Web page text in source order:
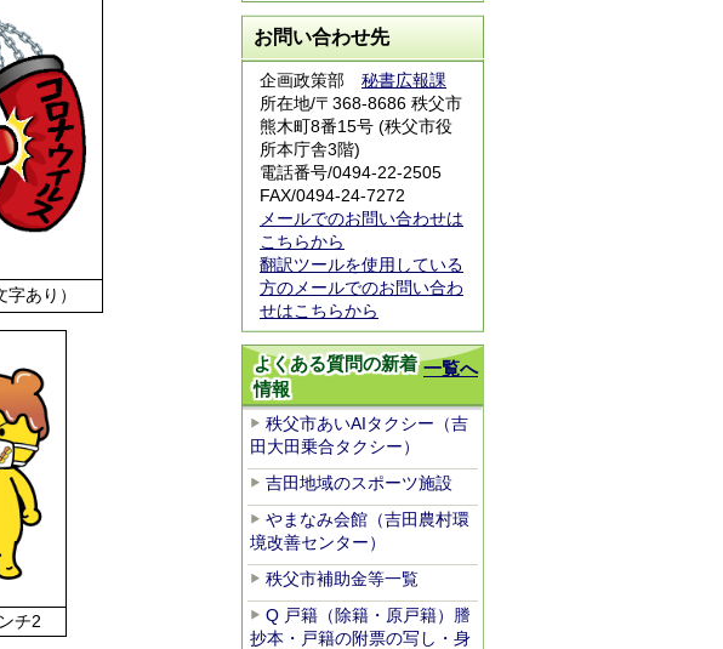
あり）
チ2
お問い合わせ先
企画政策部 秘書広報課
所在地/〒368-8686 秩父市
熊木町8番15号 (秩父市役
所本庁舎3階)
電話番号/0494-22-2505
FAX/0494-24-7272
メールでのお問い合わせは
こちらから
翻訳ツールを使用している
方のメールでのお問い合わ
せはこちらから
一覧へ
よくある質問の新着
情報
秩父市あいAIタクシー（吉
田大田乗合タクシー）
吉田地域のスポーツ施設
やまなみ会館（吉田農村環
境改善センター）
秩父市補助金等一覧
Q 戸籍（除籍・原戸籍）謄
抄本・戸籍の附票の写し・身